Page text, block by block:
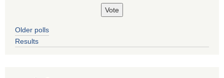
Older polls
Results